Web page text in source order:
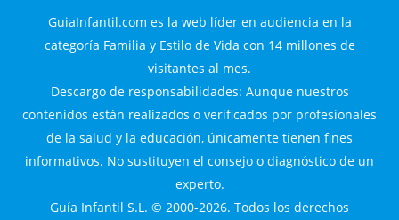
GuiaInfantil.com es la web líder en audiencia en la
categoría Familia y Estilo de Vida con 14 millones de
visitantes al mes.
Descargo de responsabilidades: Aunque nuestros
contenidos están realizados o verificados por profesionales
de la salud y la educación, únicamente tienen fines
informativos. No sustituyen el consejo o diagnóstico de un
experto.
Guía Infantil S.L. © 2000-2026. Todos los derechos